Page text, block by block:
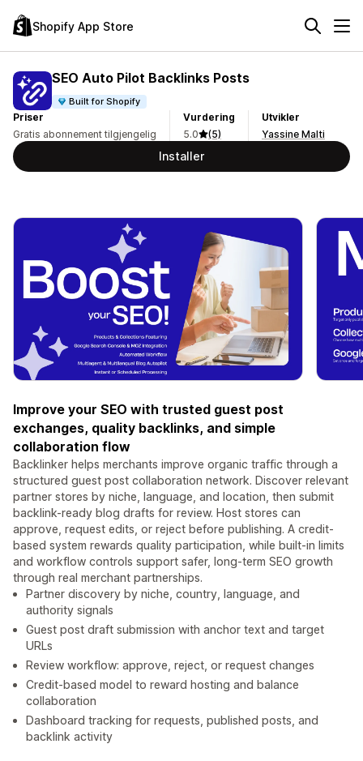
Shopify App Store
SEO Auto Pilot Backlinks Posts
Built for Shopify
Priser
Gratis abonnement tilgjengelig
Vurdering
5.0
(5)
Utvikler
Yassine Malti
Installer
Improve your SEO with trusted guest post
exchanges, quality backlinks, and simple
collaboration flow
Backlinker helps merchants improve organic traffic through a
structured guest post collaboration network. Discover relevant
partner stores by niche, language, and location, then submit
backlink-ready blog drafts for review. Host stores can
approve, request edits, or reject before publishing. A credit-
based system rewards quality participation, while built-in limits
and workflow controls support safer, long-term SEO growth
through real merchant partnerships.
Partner discovery by niche, country, language, and
authority signals
Guest post draft submission with anchor text and target
URLs
Review workflow: approve, reject, or request changes
Credit-based model to reward hosting and balance
collaboration
Dashboard tracking for requests, published posts, and
backlink activity